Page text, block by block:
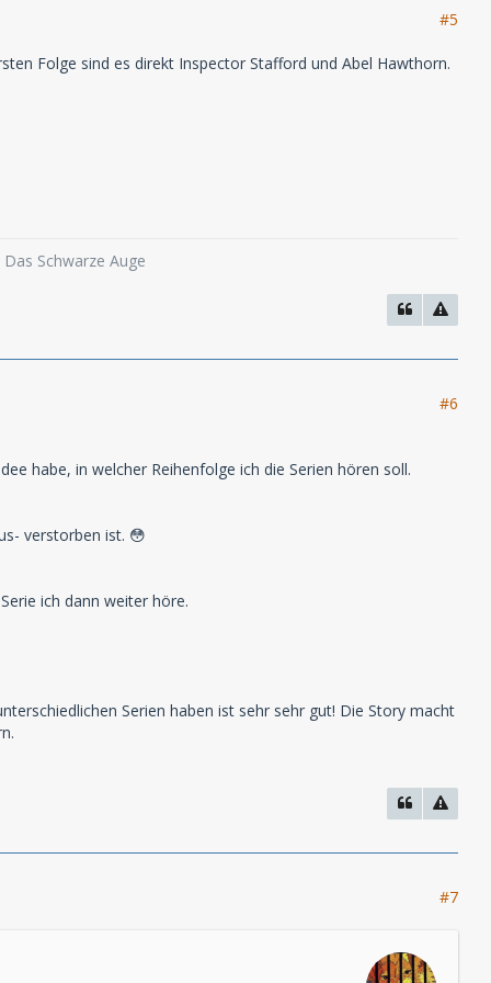
#5
Folge sind es direkt Inspector Stafford und Abel Hawthorn.
Schwarze Auge
#6
habe, in welcher Reihenfolge ich die Serien hören soll.
verstorben ist. 😳
ich dann weiter höre.
Serien haben ist sehr sehr gut! Die Story macht
#7